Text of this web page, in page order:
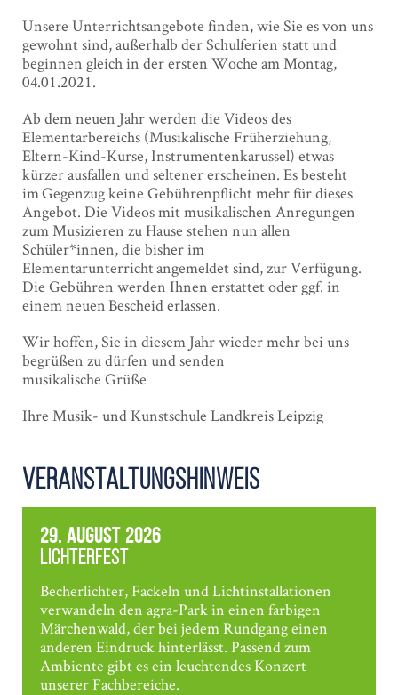
Unsere Unterrichtsangebote finden, wie Sie es von uns
gewohnt sind, außerhalb der Schulferien statt und
beginnen gleich in der ersten Woche am Montag,
04.01.2021.
Ab dem neuen Jahr werden die Videos des
Elementarbereichs (Musikalische Früherziehung,
Eltern-Kind-Kurse, Instrumentenkarussel) etwas
kürzer ausfallen und seltener erscheinen. Es besteht
im Gegenzug keine Gebührenpflicht mehr für dieses
Angebot. Die Videos mit musikalischen Anregungen
zum Musizieren zu Hause stehen nun allen
Schüler*innen, die bisher im
Elementarunterricht angemeldet sind, zur Verfügung.
Die Gebühren werden Ihnen erstattet oder ggf. in
einem neuen Bescheid erlassen.
Wir hoffen, Sie in diesem Jahr wieder mehr bei uns
begrüßen zu dürfen und senden
musikalische Grüße
Ihre Musik- und Kunstschule Landkreis Leipzig
Veranstaltungshinweis
29. August 2026
Lichterfest
Becherlichter, Fackeln und Lichtinstallationen
verwandeln den agra-Park in einen farbigen
Märchenwald, der bei jedem Rundgang einen
anderen Eindruck hinterlässt. Passend zum
Ambiente gibt es ein leuchtendes Konzert
unserer Fachbereiche.